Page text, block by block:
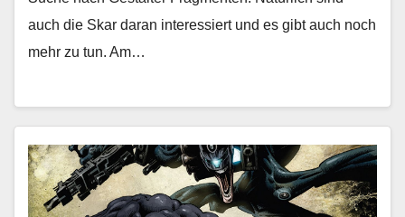
auch die Skar daran interessiert und es gibt auch noch
mehr zu tun. Am…